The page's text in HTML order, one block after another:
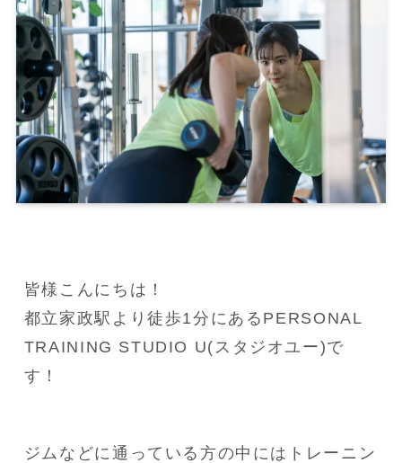
皆様こんにちは！
都立家政駅より徒歩1分にあるPERSONAL
TRAINING STUDIO U(スタジオユー)で
す！
ジムなどに通っている方の中にはトレーニン